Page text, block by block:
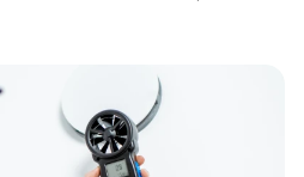
de la notion de “bouilloire
apprendre à améliorer
été comme en hiver.